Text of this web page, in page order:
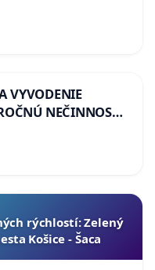
VYVODENIE
NEČINNOSŤ
rýchlostí: Zelený
Košice - Šaca